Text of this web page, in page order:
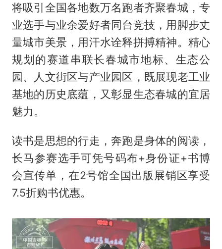
将吸引全国各地数万名跑者齐聚春城，专
业选手与业余爱好者同台竞技，用脚步丈
量城市美景，用汗水诠释拼搏精神。精心
规划的赛道串联长春城市地标、生态公
园、人文街区与产业园区，既展现老工业
基地的历史底蕴，又彰显生态春城的宜居
魅力。
读书是思想的行走，奔跑是身体的阅读，
长马参赛选手可凭号码布+身份证+书博
会宣传单，在2号馆全国出版展销区享受
7.5折购书优惠。